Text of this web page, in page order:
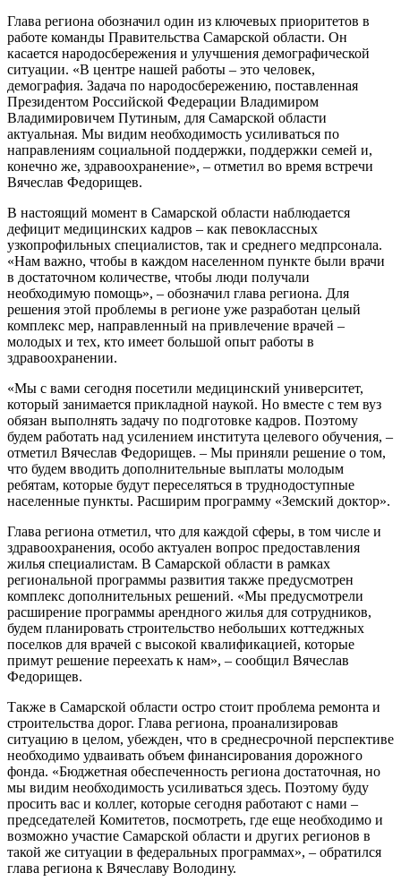
Глава региона обозначил один из ключевых приоритетов в
работе команды Правительства Самарской области. Он
касается народосбережения и улучшения демографической
ситуации. «В центре нашей работы – это человек,
демография. Задача по народосбережению, поставленная
Президентом Российской Федерации Владимиром
Владимировичем Путиным, для Самарской области
актуальная. Мы видим необходимость усиливаться по
направлениям социальной поддержки, поддержки семей и,
конечно же, здравоохранение», – отметил во время встречи
Вячеслав Федорищев.
В настоящий момент в Самарской области наблюдается
дефицит медицинских кадров – как певоклассных
узкопрофильных специалистов, так и среднего медпрсонала.
«Нам важно, чтобы в каждом населенном пункте были врачи
в достаточном количестве, чтобы люди получали
необходимую помощь», – обозначил глава региона. Для
решения этой проблемы в регионе уже разработан целый
комплекс мер, направленный на привлечение врачей –
молодых и тех, кто имеет большой опыт работы в
здравоохранении.
«Мы с вами сегодня посетили медицинский университет,
который занимается прикладной наукой. Но вместе с тем вуз
обязан выполнять задачу по подготовке кадров. Поэтому
будем работать над усилением института целевого обучения, –
отметил Вячеслав Федорищев. – Мы приняли решение о том,
что будем вводить дополнительные выплаты молодым
ребятам, которые будут переселяться в труднодоступные
населенные пункты. Расширим программу «Земский доктор».
Глава региона отметил, что для каждой сферы, в том числе и
здравоохранения, особо актуален вопрос предоставления
жилья специалистам. В Самарской области в рамках
региональной программы развития также предусмотрен
комплекс дополнительных решений. «Мы предусмотрели
расширение программы арендного жилья для сотрудников,
будем планировать строительство небольших коттеджных
поселков для врачей с высокой квалификацией, которые
примут решение переехать к нам», – сообщил Вячеслав
Федорищев.
Также в Самарской области остро стоит проблема ремонта и
строительства дорог. Глава региона, проанализировав
ситуацию в целом, убежден, что в среднесрочной перспективе
необходимо удваивать объем финансирования дорожного
фонда. «Бюджетная обеспеченность региона достаточная, но
мы видим необходимость усиливаться здесь. Поэтому буду
просить вас и коллег, которые сегодня работают с нами –
председателей Комитетов, посмотреть, где еще необходимо и
возможно участие Самарской области и других регионов в
такой же ситуации в федеральных программах», – обратился
глава региона к Вячеславу Володину.